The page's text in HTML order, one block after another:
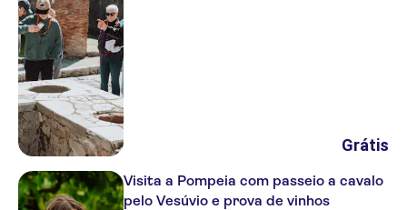
Hotel Marsala
Hotel Mare
Carra 2 Bed & Breakfast
Hotel La Certosa
Ardeatina Park Hotel
Hotel Meeting Roma
Grátis
Visita a Pompeia com passeio a cavalo
pelo Vesúvio e prova de vinhos